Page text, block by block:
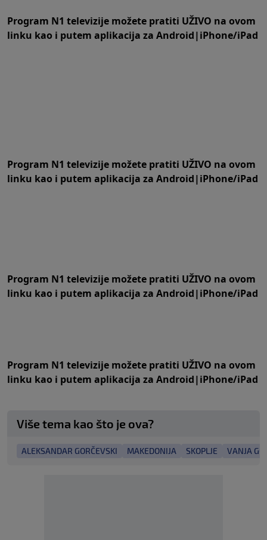
Program N1 televizije možete pratiti UŽIVO na ovom
linku kao i putem aplikacija za Android|iPhone/iPad
Program N1 televizije možete pratiti UŽIVO na ovom
linku kao i putem aplikacija za Android|iPhone/iPad
Program N1 televizije možete pratiti UŽIVO na ovom
linku kao i putem aplikacija za Android|iPhone/iPad
Program N1 televizije možete pratiti UŽIVO na ovom
linku kao i putem aplikacija za Android|iPhone/iPad
Više tema kao što je ova?
ALEKSANDAR GORČEVSKI MAKEDONIJA SKOPLJE VANJA